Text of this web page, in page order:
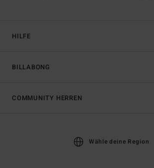
HILFE
BILLABONG
COMMUNITY HERREN
Wähle deine Region